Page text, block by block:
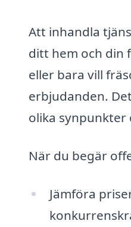
Att inhandla
ditt hem och din
eller bara vill
erbjudanden.
olika
När du begär
Jämföra